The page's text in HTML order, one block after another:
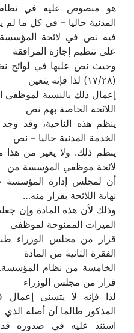
هو منصوص عليه في نظام
المدنية حاليا – في كل ما لم
فيه نص في لائحة
على تنظيم إجازة المرافقة
وحيث نص عليها في لوائح
(۱۷/۲۸) لذا فإنه يتعين
إعمال ذلك بالنسبة لموظفي
اللائحة الخاصة بهم نص
ينظم هذه الناحية، وقد
الخدمة المدنية حاليا – نص
ينظم ذلك. ولا يغير من هذا
لائحة موظفي المؤسسة من
أن لمجلس إدارة المؤسسة
نهاية اللائحة بقرار منه…
وذلك لأن هذه المادة وإن
الميزات الممنوحة لموظفي
قرار من مجلس الوزراء
الفقرة الثانية من المادة
الخامسة من نظام
قرار من مجلس الوزراء
لذا فإنه لا يتسنى
المذكور طالما أن أصله الذي
استند عليه في صدوره قد